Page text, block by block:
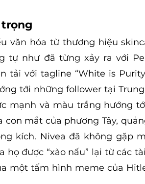
văn hóa từ thương hiệu
tự như đã từng xảy ra với
tải với tagline “White is
tới những follower tại
mạnh và màu trắng hướng
mắt của phương Tây,
kích. Nivea đã không gặp
họ được “xào nấu” lại từ các
một tấm hình meme của